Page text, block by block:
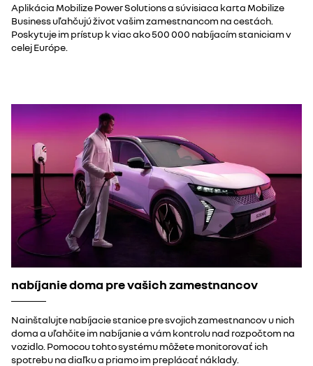
Aplikácia Mobilize Power Solutions a súvisiaca karta Mobilize
Business uľahčujú život vašim zamestnancom na cestách.
Poskytuje im prístup k viac ako 500 000 nabíjacím staniciam v
celej Európe.
nabíjanie doma pre vašich zamestnancov
Nainštalujte nabíjacie stanice pre svojich zamestnancov u nich
doma a uľahčite im nabíjanie a vám kontrolu nad rozpočtom na
vozidlo. Pomocou tohto systému môžete monitorovať ich
spotrebu na diaľku a priamo im preplácať náklady.